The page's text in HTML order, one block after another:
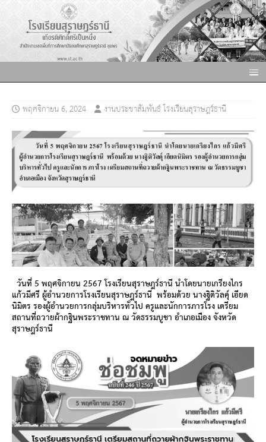
พฤศจิกายน 6, 2024 งานประชาสัมพันธ์ โรงเรียนสุราษฎร์ธานี
วันที่ 5 พฤศจิกายน 2567 โรงเรียนสุราษฎร์ธานี นำโดยนายเกรียงไกร
แก้วมีศรี ผู้อำนวยการโรงเรียนสุราษฎร์ธานี พร้อมด้วย นางฐิติวัลคุ์ เอียด
นิมิตร รองผู้อำนวยการกลุ่มบริหารทั่วไป ครูและนักการภารโรง เตรียม
สถานที่ถวายผ้ากฐินพระราชทาน ณ วัดธรรมบูชา อำเภอเมือง จังหวัด
สุราษฎร์ธานี